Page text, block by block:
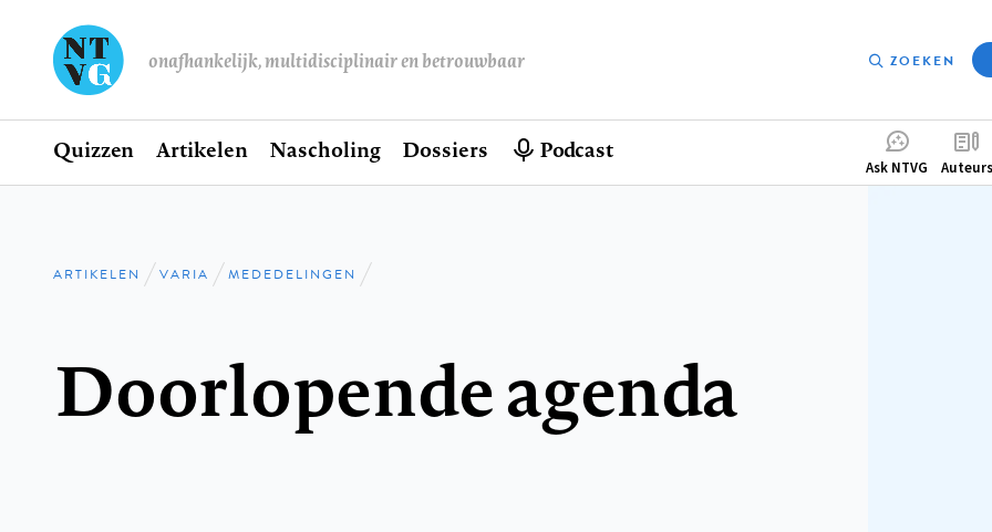
onafhankelijk, multidisciplinair en betrouwbaar ZOEKEN
Hoofdnavigatie
Home
Quizzen Artikelen Nascholing Dossiers Podcast
Ask NTVG Auteurs
Kruimelpad
ARTIKELEN VARIA MEDEDELINGEN
Doorlopende agenda